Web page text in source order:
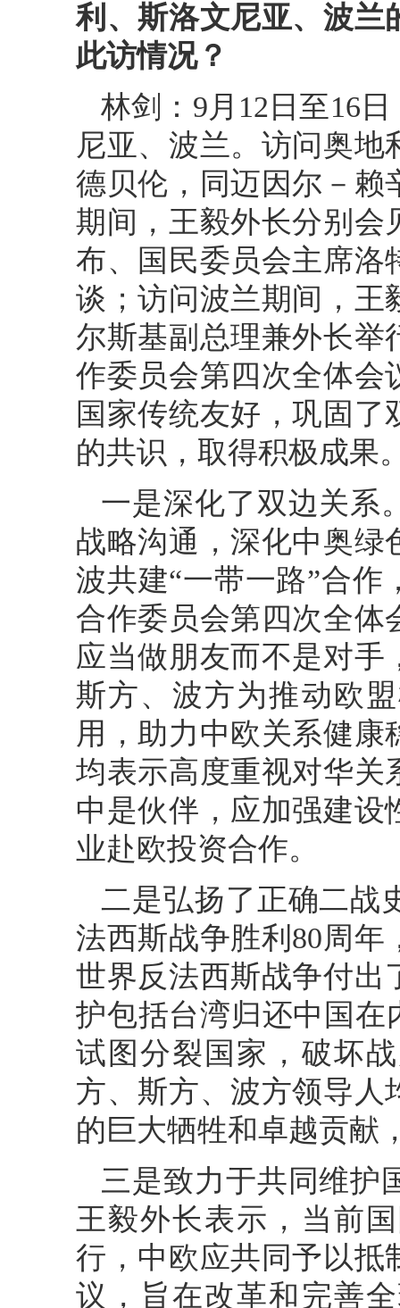
利、斯洛文尼亚、波兰
此访情况？
林剑：9月12日至16
尼亚、波兰。访问奥
德贝伦，同迈因尔－赖
期间，王毅外长分别会
布、国民委员会主席洛
谈；访问波兰期间，王
尔斯基副总理兼外长举
作委员会第四次全体会
国家传统友好，巩固
的共识，取得积极成果
一是深化了双边关系
战略沟通，深化中奥绿
波共建“一带一路”合
合作委员会第四次全体
应当做朋友而不是对手
斯方、波方为推动欧
用，助力中欧关系健
均表示高度重视对华关
中是伙伴，应加强建设
业赴欧投资合作。
二是弘扬了正确二战
法西斯战争胜利80周
世界反法西斯战争付出
护包括台湾归还中国在
试图分裂国家，破坏
方、斯方、波方领导人
的巨大牺牲和卓越贡献
三是致力于共同维护
王毅外长表示，当前
行，中欧应共同予以抵
议，旨在改革和完善